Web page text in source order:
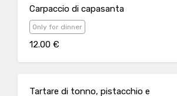
Carpaccio di capasanta
Only for dinner
12.00 €
Tartare di tonno, pistacchio e